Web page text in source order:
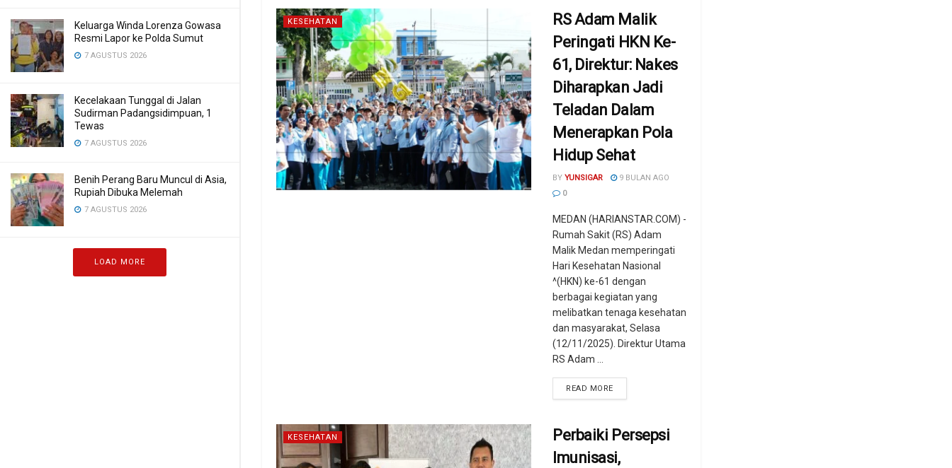
Keluarga Winda Lorenza Gowasa
Resmi Lapor ke Polda Sumut
7 AGUSTUS 2026
Kecelakaan Tunggal di Jalan
Sudirman Padangsidimpuan, 1
Tewas
7 AGUSTUS 2026
Benih Perang Baru Muncul di Asia,
Rupiah Dibuka Melemah
7 AGUSTUS 2026
LOAD MORE
KESEHATAN
RS Adam Malik
Peringati HKN Ke-
61, Direktur: Nakes
Diharapkan Jadi
Teladan Dalam
Menerapkan Pola
Hidup Sehat
BY YUNSIGAR
9 BULAN AGO
0
MEDAN (HARIANSTAR.COM) -
Rumah Sakit (RS) Adam
Malik Medan memperingati
Hari Kesehatan Nasional
^(HKN) ke-61 dengan
berbagai kegiatan yang
melibatkan tenaga kesehatan
dan masyarakat, Selasa
(12/11/2025). Direktur Utama
RS Adam ...
READ MORE
KESEHATAN
Perbaiki Persepsi
Imunisasi,